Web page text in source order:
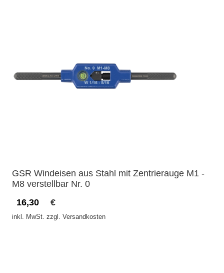
GSR Windeisen aus Stahl mit Zentrierauge M1 -
M8 verstellbar Nr. 0
16,30
€
inkl. MwSt. zzgl. Versandkosten